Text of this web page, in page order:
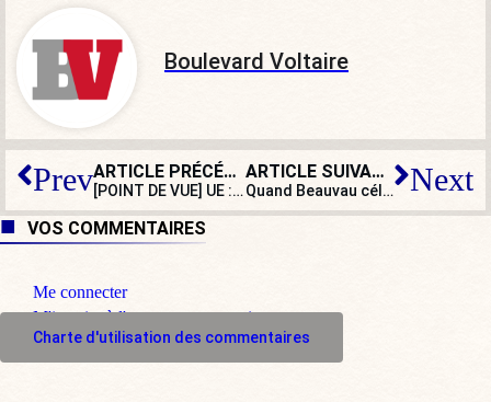
Boulevard Voltaire
Prev ARTICLE PRÉCÉDENT
[POINT DE VUE] UE : ce coup de force juridique qui menace les souverainetés nationales
ARTICLE SUIVANT
Quand Beauvau célèbre l’immigration au lieu de la contrôler Next
VOS COMMENTAIRES
Me connecter
M'inscrire à l'espace commentaire
Charte d'utilisation des commentaires